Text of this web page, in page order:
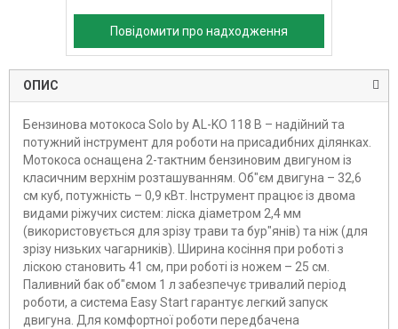
Повідомити про надходження
ОПИС
Бензинова мотокоса Solo by AL-KO 118 В – надійний та
потужний інструмент для роботи на присадибних ділянках.
Мотокоса оснащена 2-тактним бензиновим двигуном із
класичним верхнім розташуванням. Об"єм двигуна – 32,6
см куб, потужність – 0,9 кВт. Інструмент працює із двома
видами ріжучих систем: ліска діаметром 2,4 мм
(використовується для зрізу трави та бур"янів) та ніж (для
зрізу низьких чагарників). Ширина косіння при роботі з
ліскою становить 41 см, при роботі із ножем – 25 см.
Паливний бак об"ємом 1 л забезпечує тривалий період
роботи, а система Easy Start гарантує легкий запуск
двигуна. Для комфортної роботи передбачена